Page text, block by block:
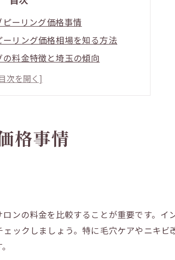
ーリング価格事情
リング価格相場を知る方法
料金特徴と埼玉の傾向
リングが安い理由を解説
格は効果にどう影響するか
受けたいなら埼玉県へ
ブピーリング店を探すコツ
ブピーリング選びの注意点
安い埼玉のメリットとデメリット
ピーリング選び方
格事情
ンの料金を比較することが重要です。イ
ックしましょう。特に毛穴ケアやニキビ